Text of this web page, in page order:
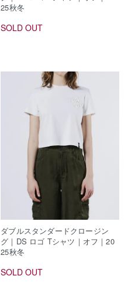
25秋冬
SOLD OUT
ダブルスタンダードクロージン
グ｜DS ロゴ Tシャツ｜オフ｜20
25秋冬
SOLD OUT